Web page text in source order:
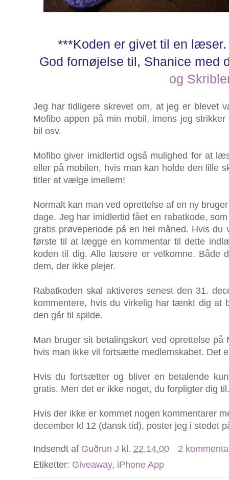
***Koden er givet til en
God fornøjelse til, Shanice med
og
Jeg har tidligere skrevet om, at jeg er blevet
Mofibo appen på min mobil, imens jeg
bil osv.
Mofibo giver imidlertid også mulighed for at
eller på mobilen, hvis man kan holde den lille
titler at vælge imellem!
Normalt kan man ved oprettelse af en ny
dage. Jeg har imidlertid fået en rabatkode,
gratis prøveperiode på en hel måned. Hvis
første til at lægge en kommentar til dette
koden til dig. Alle læsere er velkomne. Både
dem, der ikke plejer.
Rabatkoden skal aktiveres senest den 31.
kommentere, hvis du virkelig har tænkt dig at
den går til spilde.
Man bruger sit betalingskort ved oprettelse
hvis man ikke vil fortsætte medlemskabet. Det
Hvis du fortsætter og bliver en betalende
gratis. Men det er ikke noget, du forpligter dig til.
Hvis der ikke er kommet nogen kommentarer
december kl 12 (dansk tid), poster jeg i stedet
Indsendt af Guðrun J kl. 22.14.00
2
Etiketter: Giveaway, iPhone App